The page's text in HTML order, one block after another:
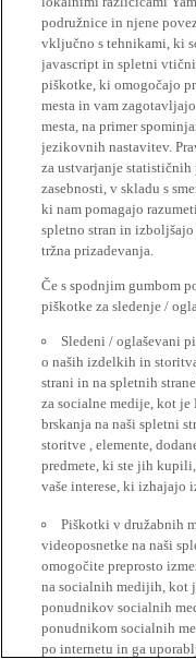
podružnice in njene
vključno s tehnikami, ki
javascript in spletni
piškotke, ki omogočajo
mesta in vam
mesta, na primer
jezikovnih nastavitev.
za ustvarjanje
zasebnosti, v skladu s
ki nam pomagajo
spletno stran in
tržna prizadevanja.
Če s spodnjim gumbom
piškotke za sledenje /
Sledeni / oglaševani
o naših izdelkih in
strani in na spletnih
za socialne medije, kot je
brskanja na naši spletni
storitve , elemente,
predmete, ki ste jih
vaše interese, ki izhajajo
Piškotki v družabnih
videoposnetke na naši
omogočite preprosto
na socialnih medijih, kot
ponudnikov socialnih
ponudnikom socialnih
po internetu in ga